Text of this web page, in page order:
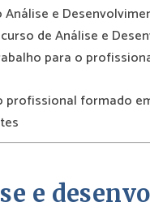
e
de Análise e
para o
profissional formado
e